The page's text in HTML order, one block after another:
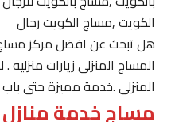
الكويت ,مساج الكويت رجال
هل تبحث عن افضل مركز مساج
المساج المنزلى زيارات منزليه .
المنزلى .خدمة مميزة حتى باب
مساج خدمة منازل ٢٤ ساعة الكويت